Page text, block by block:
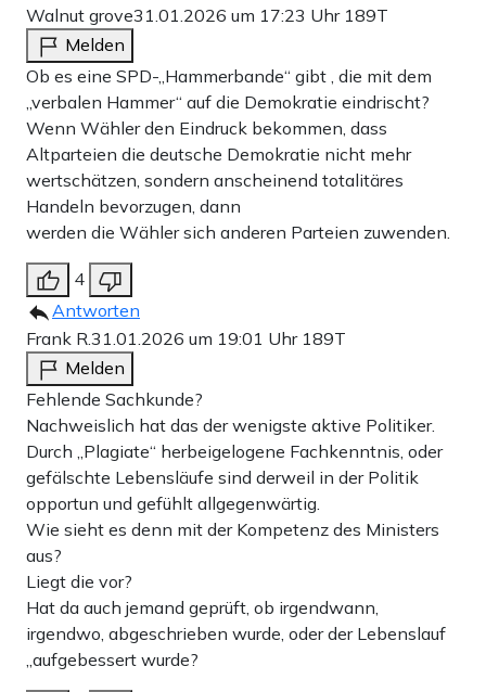
Walnut grove31.01.2026 um 17:23 Uhr 189T
Melden
Ob es eine SPD-„Hammerbande“ gibt , die mit dem
„verbalen Hammer“ auf die Demokratie eindrischt?
Wenn Wähler den Eindruck bekommen, dass
Altparteien die deutsche Demokratie nicht mehr
wertschätzen, sondern anscheinend totalitäres
Handeln bevorzugen, dann
werden die Wähler sich anderen Parteien zuwenden.
4
Antworten
Frank R.31.01.2026 um 19:01 Uhr 189T
Melden
Fehlende Sachkunde?
Nachweislich hat das der wenigste aktive Politiker.
Durch „Plagiate“ herbeigelogene Fachkenntnis, oder
gefälschte Lebensläufe sind derweil in der Politik
opportun und gefühlt allgegenwärtig.
Wie sieht es denn mit der Kompetenz des Ministers
aus?
Liegt die vor?
Hat da auch jemand geprüft, ob irgendwann,
irgendwo, abgeschrieben wurde, oder der Lebenslauf
„aufgebessert wurde?